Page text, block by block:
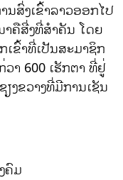
ສົ່ງເຂົ້າລາວອອກໄປ
ຄືສີ່ງທີ່ສໍາຄັນ ໂດຍ
ຂົ້າທີ່ເປັນສະມາຊິກ
າ 600 ເຮັກຕາ ທີ່ຢູ່
ງຂວາງທີ່ມີການເຊັນ
ຄົມ